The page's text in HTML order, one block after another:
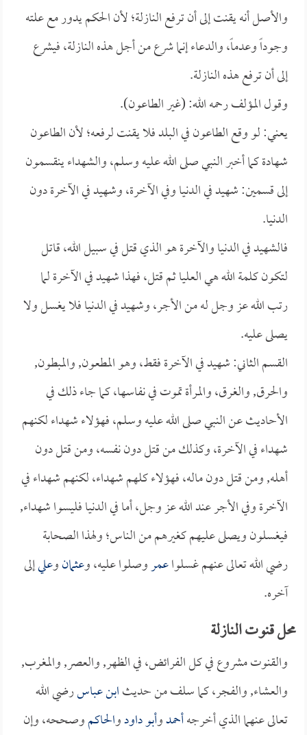
والأصل أنه يقنت إلى أن ترفع النازلة؛ لأن الحكم يدور مع علته
وجوداً وعدماً، والدعاء إنما شرع من أجل هذه النازلة، فيشرع
إلى أن ترفع هذه النازلة.
وقول المؤلف رحمه الله: (غير الطاعون).
يعني: لو وقع الطاعون في البلد فلا يقنت لرفعه؛ لأن الطاعون
شهادة كما أخبر النبي صلى الله عليه وسلم، والشهداء ينقسمون
إلى قسمين: شهيد في الدنيا وفي الآخرة، وشهيد في الآخرة دون
الدنيا.
فالشهيد في الدنيا والآخرة هو الذي قتل في سبيل الله، قاتل
لتكون كلمة الله هي العليا ثم قتل، فهذا شهيد في الآخرة لما
رتب الله عز وجل له من الأجر، وشهيد في الدنيا فلا يغسل ولا
يصلى عليه.
القسم الثاني: شهيد في الآخرة فقط، وهو المطعون, والمبطون,
والحرق, والغرق، والمرأة تموت في نفاسها، كما جاء ذلك في
الأحاديث عن النبي صلى الله عليه وسلم، فهؤلاء شهداء لكنهم
شهداء في الآخرة، وكذلك من قتل دون نفسه، ومن قتل دون
أهله, ومن قتل دون ماله، فهؤلاء كلهم شهداء، لكنهم شهداء في
الآخرة وفي الأجر عند الله عز وجل، أما في الدنيا فليسوا شهداء,
فيغسلون ويصلى عليهم كغيرهم من الناس؛ ولهذا الصحابة
رضي الله تعالى عنهم غسلواعمروصلوا عليه، وعثمانوعليإلى
آخره.
محل قنوت النازلة
والقنوت مشروع في كل الفرائض، في الظهر, والعصر, والمغرب,
والعشاء, والفجر، كما سلف من حديثابن عباسرضي الله
تعالى عنهما الذي أخرجهأحمدوأبو داودوالحاكموصححه، وإن